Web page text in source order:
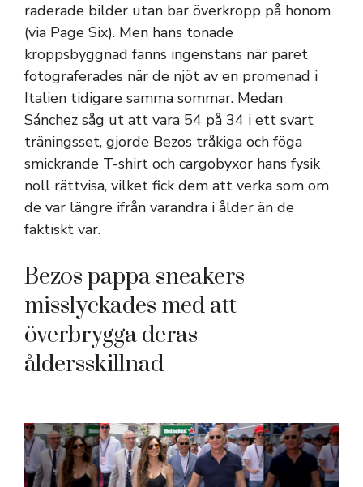
raderade bilder utan bar överkropp på honom
(via Page Six). Men hans tonade
kroppsbyggnad fanns ingenstans när paret
fotograferades när de njöt av en promenad i
Italien tidigare samma sommar. Medan
Sánchez såg ut att vara 54 på 34 i ett svart
träningsset, gjorde Bezos tråkiga och föga
smickrande T-shirt och cargobyxor hans fysik
noll rättvisa, vilket fick dem att verka som om
de var längre ifrån varandra i ålder än de
faktiskt var.
Bezos pappa sneakers
misslyckades med att
överbrygga deras
åldersskillnad